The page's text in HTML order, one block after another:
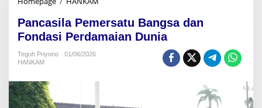
n
c
Pancasila Pemersatu Bangsa dan
Fondasi Perdamaian Dunia
Teguh Priyono
01/06/2026
HANKAM